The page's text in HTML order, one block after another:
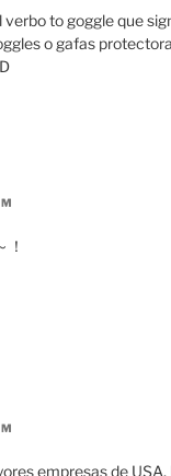
to goggle que
o gafas
empresas de